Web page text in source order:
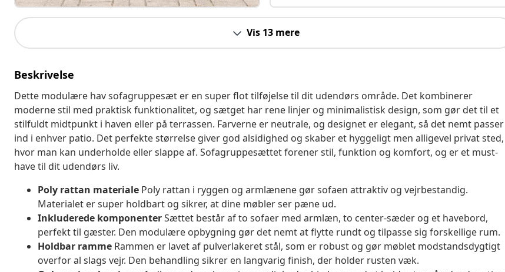
Vis 13 mere
Beskrivelse
Dette modulære hav sofagruppesæt er en super flot tilføjelse til dit udendørs område. Det kombinerer
moderne stil med praktisk funktionalitet, og sætget har rene linjer og minimalistisk design, som gør det til et
stilfuldt midtpunkt i haven eller på terrassen. Farverne er neutrale, og designet er elegant, så det nemt passer
ind i enhver patio. Det perfekte størrelse giver god alsidighed og skaber et hyggeligt men alligevel privat sted,
hvor man kan underholde eller slappe af. Sofagruppesættet forener stil, funktion og komfort, og er et must-
have til dit udendørs liv.
Poly rattan materiale Poly rattan i ryggen og armlænene gør sofaen attraktiv og vejrbestandig.
Materialet er super holdbart og sikrer, at dine møbler ser pæne ud.
Inkluderede komponenterSættet består af to sofaer med armlæn, to center-sæder og et havebord,
perfekt til gæster. Den modulære opbygning gør det nemt at flytte rundt og tilpasse sig forskellige rum.
Holdbar ramme Rammen er lavet af pulverlakeret stål, som er robust og gør møblet modstandsdygtigt
overfor al slags vejr. Den behandling sikrer en langvarig finish, der holder rusten væk.